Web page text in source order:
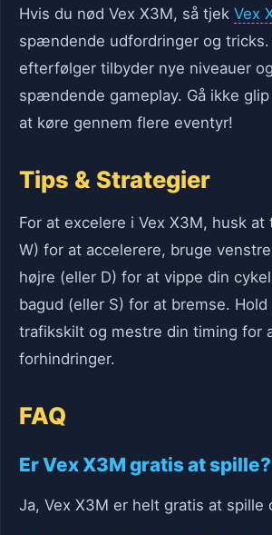
Hvis du nød Vex X3M, så tjek Vex
spændende udfordringer og tricks.
efterfølger tilbyder nye niveauer
spændende gameplay. Gå ikke
at køre gennem flere eventyr!
Tips & Strategier
For at excelere i Vex X3M, husk
W) for at accelerere, bruge
højre (eller D) for at vippe din
bagud (eller S) for at bremse. Hold
trafikskilt og mestre din timing for
forhindringer.
FAQ
Er Vex X3M gratis at spille?
Ja, Vex X3M er helt gratis at spille